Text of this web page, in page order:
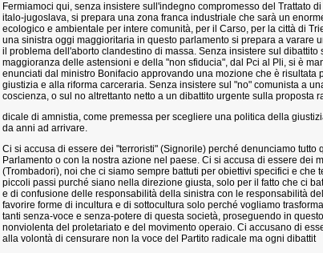
Fermiamoci qui, senza insistere sull'indegno compromesso del Trattato
italo-jugoslava, si prepara una zona franca industriale che sarà un
ecologico e ambientale per intere comunità, per il Carso, per la città di
una sinistra oggi maggioritaria in questo parlamento si prepara a varare
il problema dell'aborto clandestino di massa. Senza insistere sul
maggioranza delle astensioni e della "non sfiducia", dal Pci al Pli, si è
enunciati dal ministro Bonifacio approvando una mozione che è risultata
giustizia e alla riforma carceraria. Senza insistere sul "no" comunista a
coscienza, o sul no altrettanto netto a un dibattito urgente sulla proposta
dicale di amnistia, come premessa per scegliere una politica della
da anni ad arrivare.
Ci si accusa di essere dei "terroristi" (Signorile) perché denunciamo tutto
Parlamento o con la nostra azione nel paese. Ci si accusa di essere dei
(Trombadori), noi che ci siamo sempre battuti per obiettivi specifici e che
piccoli passi purché siano nella direzione giusta, solo per il fatto che ci
e di confusione delle responsabilità della sinistra con le responsabilità
favorire forme di incultura e di sottocultura solo perché vogliamo
tanti senza-voce e senza-potere di questa società, proseguendo in
nonviolenta del proletariato e del movimento operaio. Ci accusano di
alla volontà di censurare non la voce del Partito radicale ma ogni dibattit